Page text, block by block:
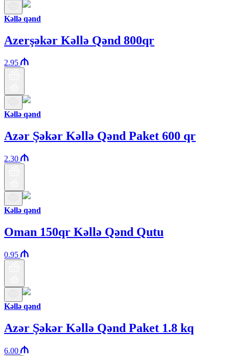
Kəllə qənd
Azerşəkər Kəllə Qənd 800qr
2.95
Kəllə qənd
Azər Şəkər Kəllə Qənd Paket 600 qr
2.30
Kəllə qənd
Oman 150qr Kəllə Qənd Qutu
0.95
Kəllə qənd
Azər Şəkər Kəllə Qənd Paket 1.8 kq
6.00